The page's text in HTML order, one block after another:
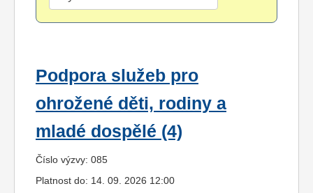
Podpora služeb pro
ohrožené děti, rodiny a
mladé dospělé (4)
Číslo výzvy: 085
Platnost do: 14. 09. 2026 12:00